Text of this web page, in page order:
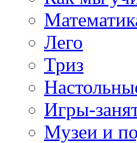
Лего
Триз
Игры-
Музеи и